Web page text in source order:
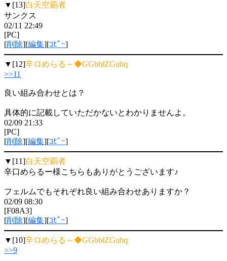
▼[13]白天空覇者
サンクス
02/11 22:49
[PC]
[削除][編集][ｺﾋﾟｰ]
▼[12]辛ロめらる～◆GGbblZGuhq
>>11
良い組み合わせとは？
具体的に記載していただかないとわかりませんよ。
02/09 21:33
[PC]
[削除][編集][ｺﾋﾟｰ]
▼[11]白天空覇者
辛口めらるー様こちらもありがとうございます♪
フェルムでもそれぞれ良い組み合わせありますか？
02/09 08:30
[F08A3]
[削除][編集][ｺﾋﾟｰ]
▼[10]辛ロめらる～◆GGbblZGuhq
>>9